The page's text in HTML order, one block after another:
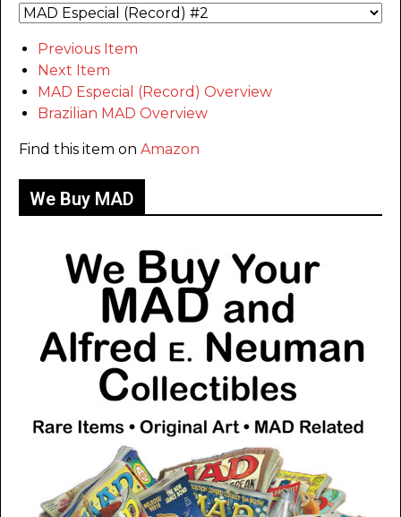
Previous Item
Next Item
MAD Especial (Record) Overview
Brazilian MAD Overview
Find this item on Amazon
We Buy MAD